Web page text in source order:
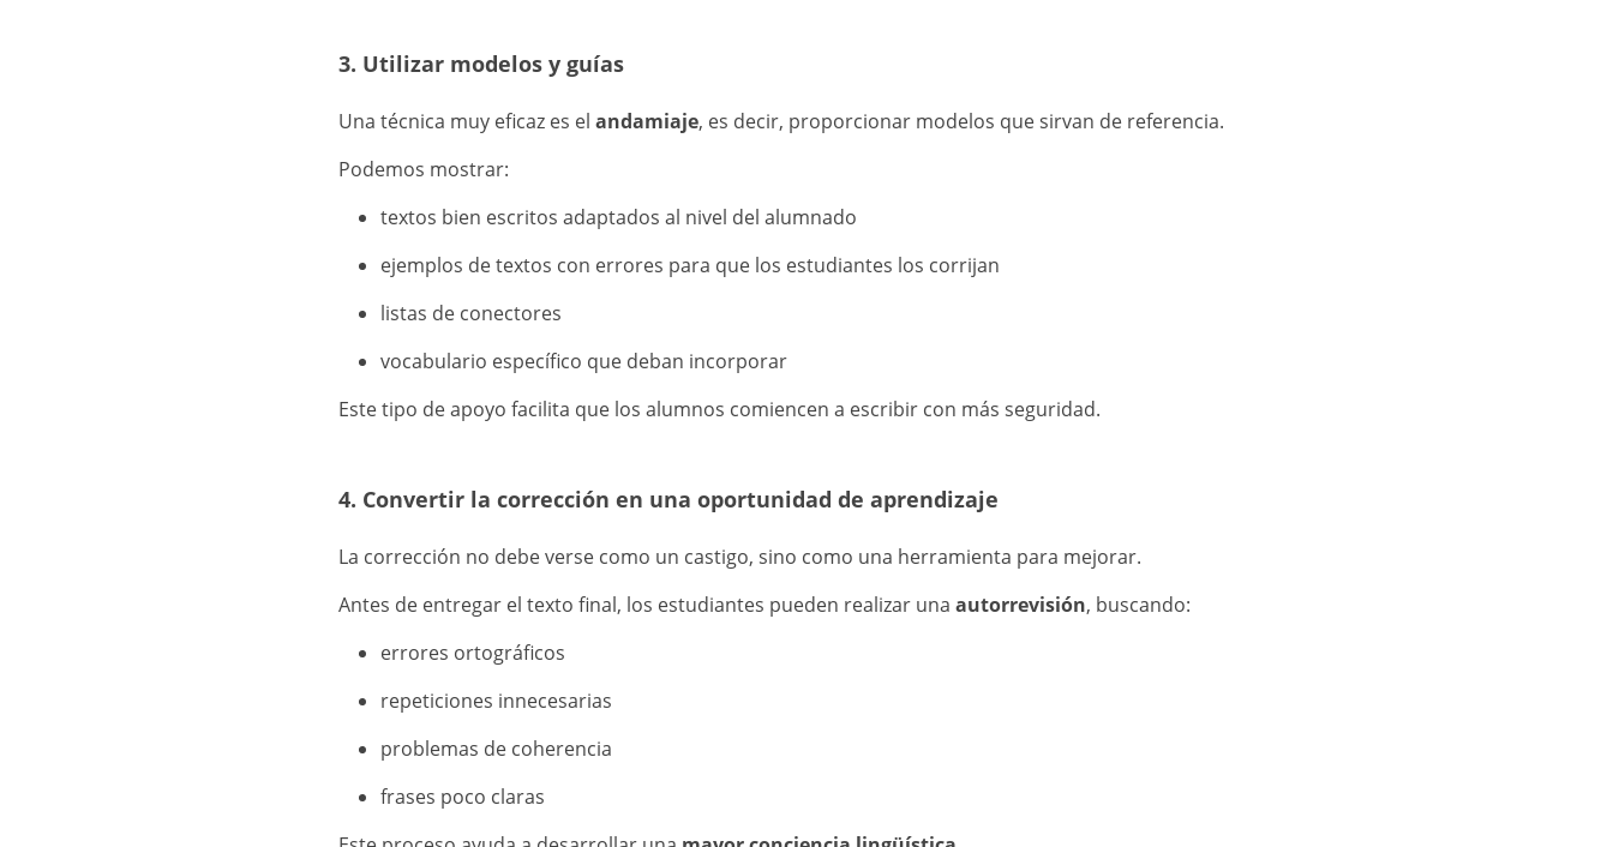
3. Utilizar modelos y guías
Una técnica muy eficaz es el andamiaje, es decir, proporcionar modelos que sirvan de referencia.
Podemos mostrar:
textos bien escritos adaptados al nivel del alumnado
ejemplos de textos con errores para que los estudiantes los corrijan
listas de conectores
vocabulario específico que deban incorporar
Este tipo de apoyo facilita que los alumnos comiencen a escribir con más seguridad.
4. Convertir la corrección en una oportunidad de aprendizaje
La corrección no debe verse como un castigo, sino como una herramienta para mejorar.
Antes de entregar el texto final, los estudiantes pueden realizar una autorrevisión, buscando:
errores ortográficos
repeticiones innecesarias
problemas de coherencia
frases poco claras